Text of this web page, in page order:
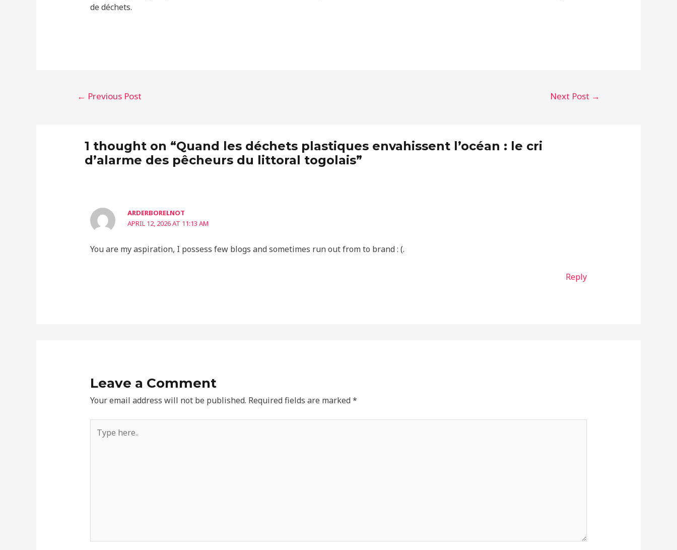
de déchets.
← Previous Post Next Post →
1 thought on “Quand les déchets plastiques envahissent l’océan : le cri
d’alarme des pêcheurs du littoral togolais”
ARDERBORELNOT
APRIL 12, 2026 AT 11:13 AM
You are my aspiration, I possess few blogs and sometimes run out from to brand : (.
Reply
Leave a Comment
Your email address will not be published. Required fields are marked*
here..